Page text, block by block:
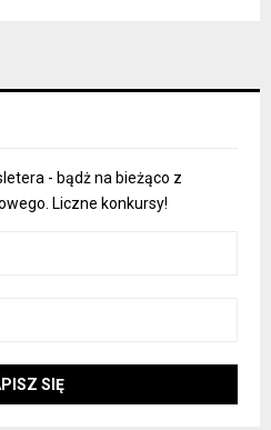
- bądż na bieżąco z
Liczne konkursy!